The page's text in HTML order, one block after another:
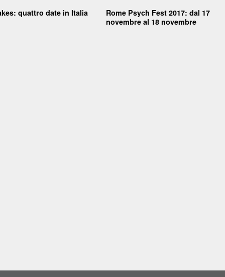
quattro date in Italia
Rome Psych Fest 2017: dal 17
novembre al 18 novembre